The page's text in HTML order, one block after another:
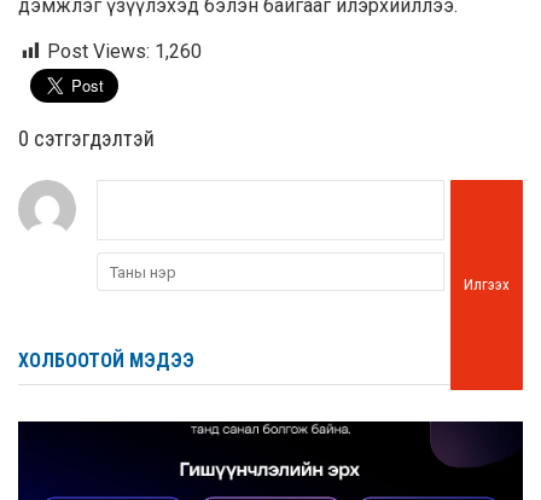
дэмжлэг үзүүлэхэд бэлэн байгааг илэрхийллээ.
Post Views: 1,260
0 cэтгэгдэлтэй
Илгээх
ХОЛБООТОЙ МЭДЭЭ